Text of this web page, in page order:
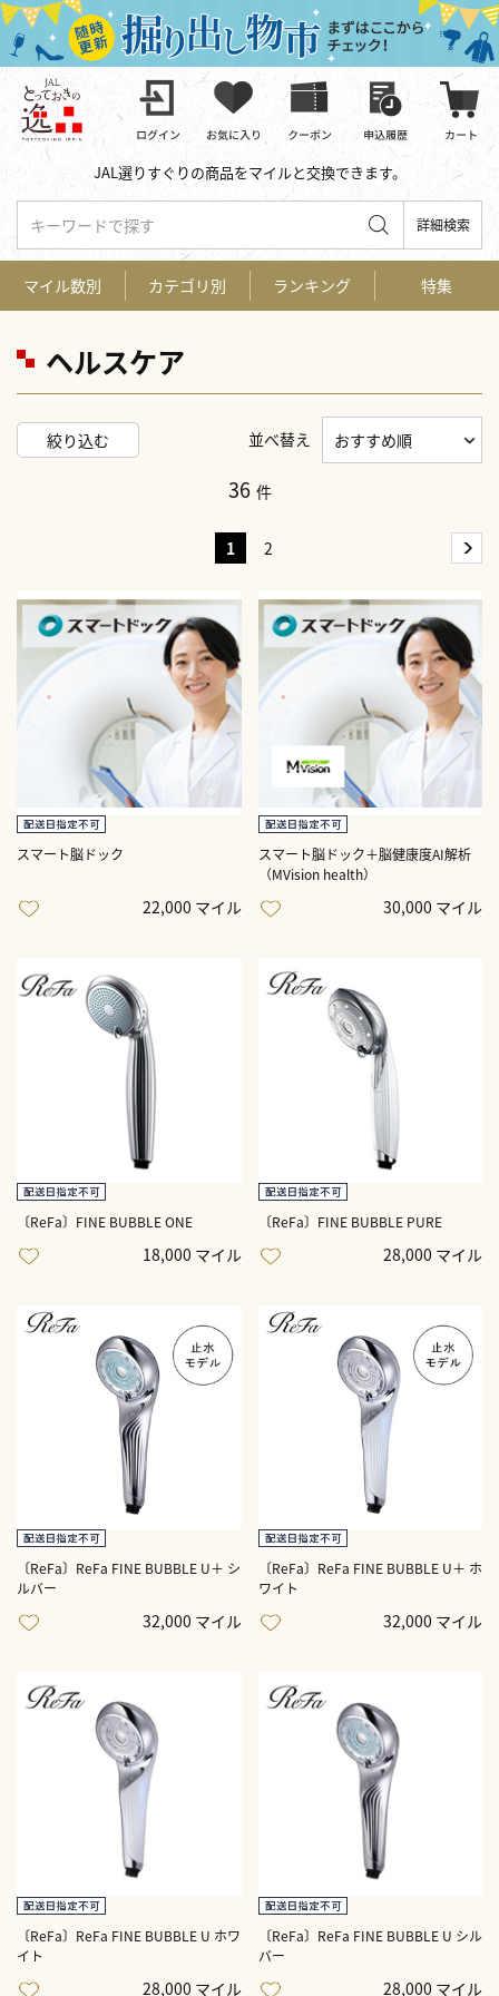
JAL選りすぐりの商品をマイルと交換できます。
キーワードで探す 詳細検索
ヘルスケア
絞り込む 並べ替え
36 件
1 2
スマート脳ドック
22,000 マイル
スマート脳ドック＋脳健康度AI解析
（MVision health）
30,000 マイル
〔ReFa〕FINE BUBBLE ONE
18,000 マイル
〔ReFa〕FINE BUBBLE PURE
28,000 マイル
〔ReFa〕ReFa FINE BUBBLE U＋ シ
ルバー
32,000 マイル
〔ReFa〕ReFa FINE BUBBLE U＋ ホ
ワイト
32,000 マイル
〔ReFa〕ReFa FINE BUBBLE U ホワ
イト
28,000 マイル
〔ReFa〕ReFa FINE BUBBLE U シル
バー
28,000 マイル
マイル数別 カテゴリ別 ランキング 特集